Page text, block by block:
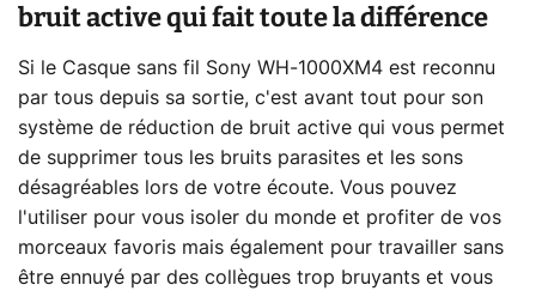
bruit active qui fait toute la différence
Si le Casque sans fil Sony WH-1000XM4 est reconnu
par tous depuis sa sortie, c'est avant tout pour son
système de réduction de bruit active qui vous permet
de supprimer tous les bruits parasites et les sons
désagréables lors de votre écoute. Vous pouvez
l'utiliser pour vous isoler du monde et profiter de vos
morceaux favoris mais également pour travailler sans
être ennuyé par des collègues trop bruyants et vous